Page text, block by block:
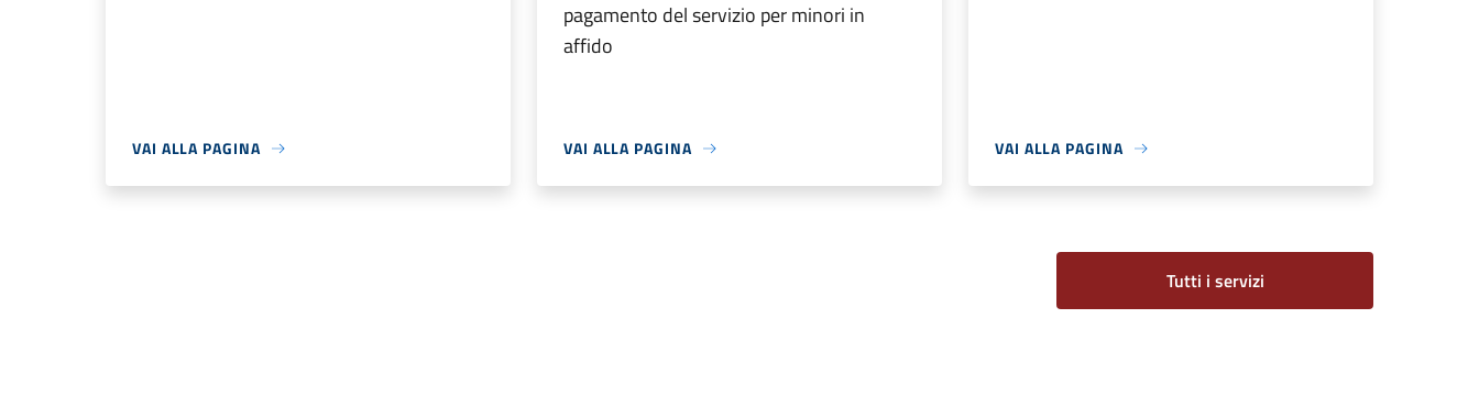
VAI ALLA PAGINA
pagamento del servizio per minori in
affido
VAI ALLA PAGINA VAI ALLA PAGINA
Tutti i servizi